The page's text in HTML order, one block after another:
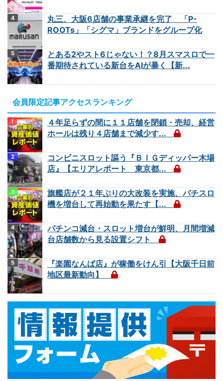
丸三、大阪6店舗の事業承継を完了 「P-
ROOTs」「シグマ」ブランドをグループ化
とある2やスト6じゃない！？8月スマスロで一
番期待されている新台をAIが暴く【新...
会員限定記事アクセスランキング
４年足らずの間に１１店舗を閉鎖・売却、経営
ホールは残り４店舗まで減少す...
コンビニスロット謳う『ＢＩＧディッパー木場
店』【エリアレポート 東京都...
旗艦店が２１年ぶりの大改装を実施、パチスロ
機を増台して再始動を果たす【...
パチンコ減台・スロット増台が鮮明、月間増減
台店舗数から見る設置シフト
『楽園なんば店』が稼働をけん引【大阪千日前
地区最新動向】